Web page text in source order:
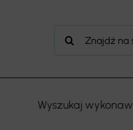
Szukaj
Wyszukaj